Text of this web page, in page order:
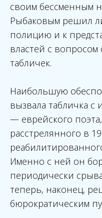
своим бессменным
Рыбаковым решил
полицию и к
властей с вопросом
табличек.
Наибольшую
вызвала табличка
— еврейского
расстрелянного в
Именно с ней он
периодически
теперь, наконец,
бюрократическим